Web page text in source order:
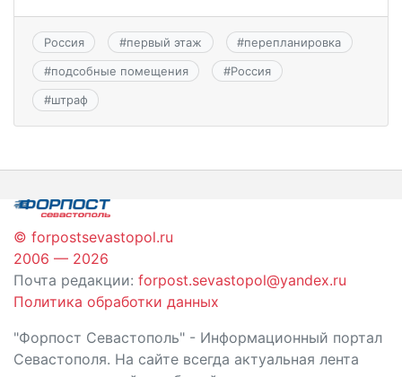
Россия #первый этаж #перепланировка
#подсобные помещения #Россия
#штраф
© forpostsevastopol.ru
2006 — 2026
Почта редакции: forpost.sevastopol@yandex.ru
Политика обработки данных
"Форпост Севастополь" - Информационный портал
Севастополя. На сайте всегда актуальная лента